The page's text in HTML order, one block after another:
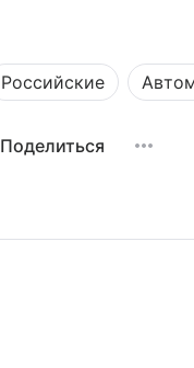
Российские
Поделиться